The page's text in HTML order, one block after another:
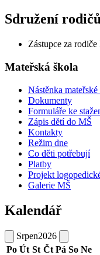
Sdružení
Zástupce za
Mateřská škola
Nástěnka
Dokumenty
Formuláře ke
Zápis dětí do MŠ
Kontakty
Režim dne
Co děti potřebují
Platby
Projekt
Galerie MŠ
Kalendář
Srpen2026
Po Út St Čt Pá So Ne